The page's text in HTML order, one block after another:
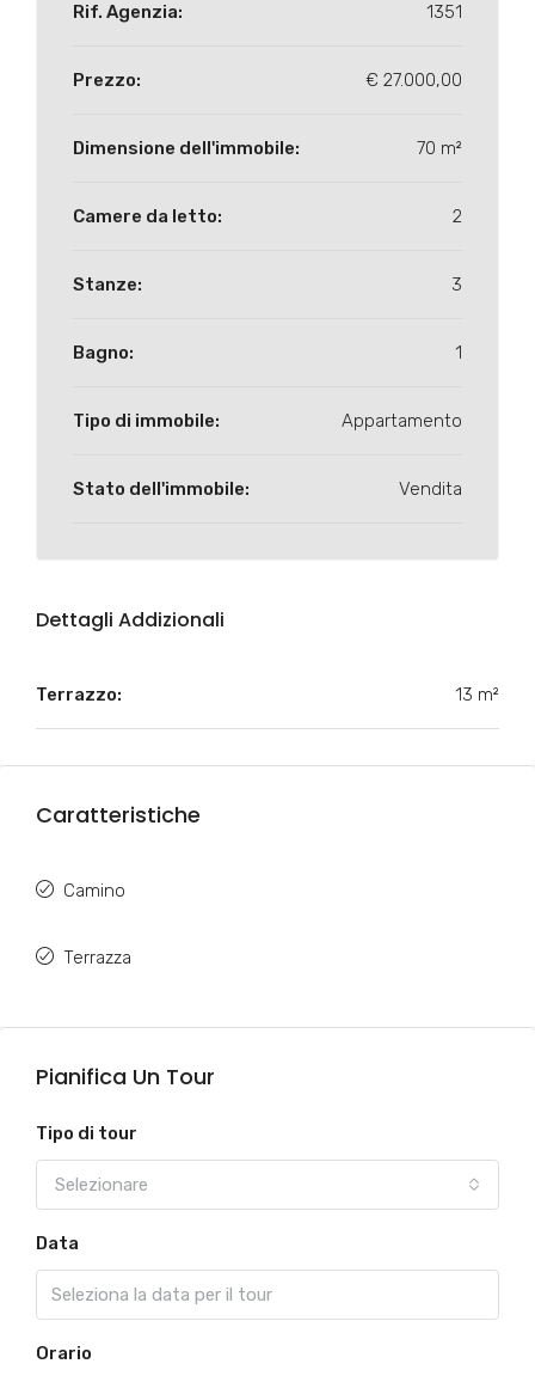
Rif. Agenzia: 1351
Prezzo: € 27.000,00
Dimensione dell'immobile: 70 m²
Camere da letto: 2
Stanze: 3
Bagno: 1
Tipo di immobile: Appartamento
Stato dell'immobile: Vendita
Dettagli Addizionali
Terrazzo: 13 m²
Caratteristiche
Camino
Terrazza
Pianifica Un Tour
Tipo di tour
Selezionare
Data
Orario